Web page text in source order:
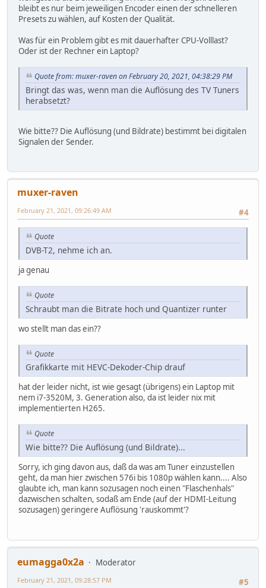
bleibt es nur beim jeweiligen Encoder einen der schnelleren
Presets zu wählen, auf Kosten der Qualität.
Was für ein Problem gibt es mit dauerhafter CPU-Volllast?
Oder ist der Rechner ein Laptop?
Quote from: muxer-raven on February 20, 2021, 04:38:29 PM
Bringt das was, wenn man die Auflösung des TV Tuners
herabsetzt?
Wie bitte?? Die Auflösung (und Bildrate) bestimmt bei digitalen
Signalen der Sender.
muxer-raven
#4
February 21, 2021, 09:26:49 AM
Quote
DVB-T2, nehme ich an.
ja genau
Quote
Schraubt man die Bitrate hoch und Quantizer runter
wo stellt man das ein??
Quote
Grafikkarte mit HEVC-Dekoder-Chip drauf
hat der leider nicht, ist wie gesagt (übrigens) ein Laptop mit
nem i7-3520M, 3. Generation also, da ist leider nix mit
implementierten H265.
Quote
Wie bitte?? Die Auflösung (und Bildrate)...
Sorry, ich ging davon aus, daß da was am Tuner einzustellen
geht, da man hier zwischen 576i bis 1080p wählen kann.... Also
glaubte ich, man kann sozusagen noch einen "Flaschenhals"
dazwischen schalten, sodaß am Ende (auf der HDMI-Leitung
sozusagen) geringere Auflösung 'rauskommt'?
eumagga0x2a
Moderator
#5
February 21, 2021, 09:28:57 PM